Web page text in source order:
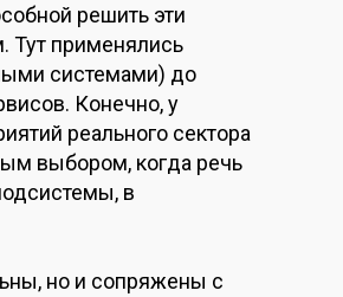
решить эти
Тут применялись
системами) до
Конечно, у
реального сектора
выбором, когда речь
в
но и сопряжены с